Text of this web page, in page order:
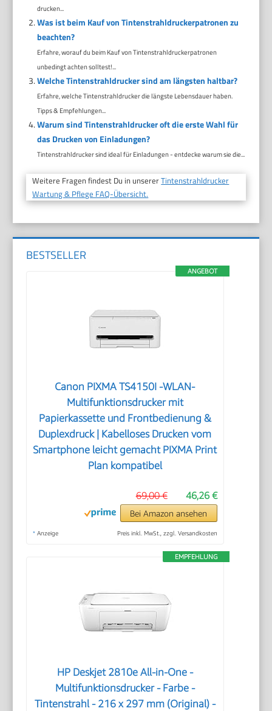
drucken...
Was ist beim Kauf von Tintenstrahldruckerpatronen zu
beachten?
Erfahre, worauf du beim Kauf von Tintenstrahldruckerpatronen
unbedingt achten solltest!...
Welche Tintenstrahldrucker sind am längsten haltbar?
Erfahre, welche Tintenstrahldrucker die längste Lebensdauer haben.
Tipps & Empfehlungen...
Warum sind Tintenstrahldrucker oft die erste Wahl für
das Drucken von Einladungen?
Tintenstrahldrucker sind ideal für Einladungen - entdecke warum sie die...
Weitere Fragen findest Du in unsererTintenstrahldrucker
Wartung & Pflege FAQ-Übersicht.
BESTSELLER
ANGEBOT
Canon PIXMA TS4150I -WLAN-
Multifunktionsdrucker mit
Papierkassette und Frontbedienung &
Duplexdruck | Kabelloses Drucken vom
Smartphone leicht gemacht PIXMA Print
Plan kompatibel
46,26 €
69,00 €
Bei Amazon ansehen
* Anzeige Preis inkl. MwSt., zzgl. Versandkosten
EMPFEHLUNG
HP Deskjet 2810e All-in-One -
Multifunktionsdrucker - Farbe -
Tintenstrahl - 216 x 297 mm (Original) -